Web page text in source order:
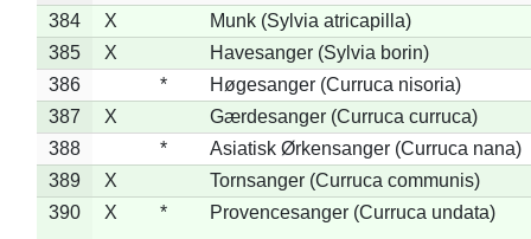
384
X
Munk (Sylvia atricapilla)
385
X
Havesanger (Sylvia borin)
386
*
Høgesanger (Curruca nisoria)
387
X
Gærdesanger (Curruca curruca)
388
*
Asiatisk Ørkensanger (Curruca nana)
389
X
Tornsanger (Curruca communis)
390
X * Provencesanger (Curruca undata)